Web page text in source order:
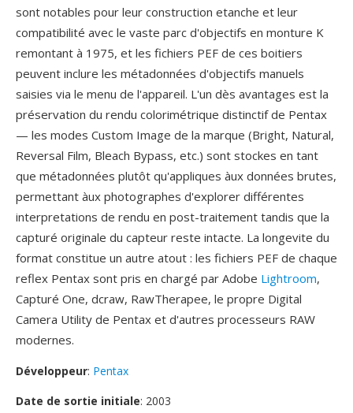
sont notables pour leur construction etanche et leur
compatibilité avec le vaste parc d'objectifs en monture K
remontant à 1975, et les fichiers PEF de ces boitiers
peuvent inclure les métadonnées d'objectifs manuels
saisies via le menu de l'appareil. L'un dès avantages est la
préservation du rendu colorimétrique distinctif de Pentax
— les modes Custom Image de la marque (Bright, Natural,
Reversal Film, Bleach Bypass, etc.) sont stockes en tant
que métadonnées plutôt qu'appliques àux données brutes,
permettant àux photographes d'explorer différentes
interpretations de rendu en post-traitement tandis que la
capturé originale du capteur reste intacte. La longevite du
format constitue un autre atout : les fichiers PEF de chaque
reflex Pentax sont pris en chargé par Adobe Lightroom,
Capturé One, dcraw, RawTherapee, le propre Digital
Camera Utility de Pentax et d'autres processeurs RAW
modernes.
Développeur: Pentax
Date de sortie initiale: 2003